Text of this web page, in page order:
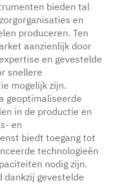
bieden tal
en
produceren. Ten
aanzienlijk door
en gevestelde
snellere
mogelijk zijn.
geoptimaliseerde
in de productie en
en
biedt toegang tot
technologieën
nodig zijn.
gevestelde